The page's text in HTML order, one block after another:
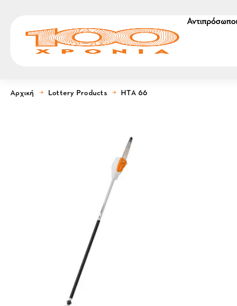
Αντιπρόσωποι
Αρχική Lottery Products HTA 66